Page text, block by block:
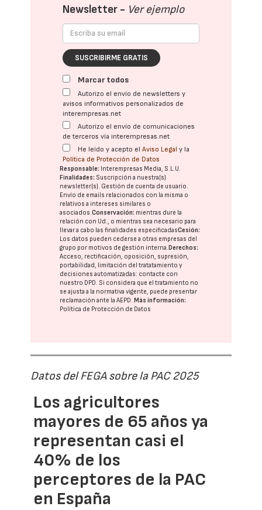
Newsletter - Ver ejemplo
SUSCRIBIRME GRATIS
Marcar todos
Autorizo el envío de newsletters y
avisos informativos personalizados de
interempresas.net
Autorizo el envío de comunicaciones
de terceros vía interempresas.net
He leído y acepto elAviso Legal y la
Política de Protección de Datos
Responsable: Interempresas Media, S.L.U.
Finalidades: Suscripción a nuestra(s)
newsletter(s). Gestión de cuenta de usuario.
Envío de emails relacionados con la misma o
relativos a intereses similares o
asociados.Conservación: mientras dure la
relación con Ud., o mientras sea necesario para
llevar a cabo las finalidades especificadasCesión:
Los datos pueden cederse a otras empresas del
grupo por motivos de gestión interna.Derechos:
Acceso, rectificación, oposición, supresión,
portabilidad, limitación del tratatamiento y
decisiones automatizadas: contacte con
nuestro DPD . Si considera que el tratamiento no
se ajusta a la normativa vigente, puede presentar
reclamación ante laAEPD .Más información:
Política de Protección de Datos
Datos del FEGA sobre la PAC 2025
Los agricultores
mayores de 65 años ya
representan casi el
40% de los
perceptores de la PAC
en España